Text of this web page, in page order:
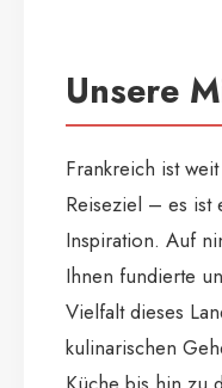
Unsere
Frankreich ist
Reiseziel – es ist
Inspiration. Auf
Ihnen fundierte
Vielfalt dieses
kulinarischen